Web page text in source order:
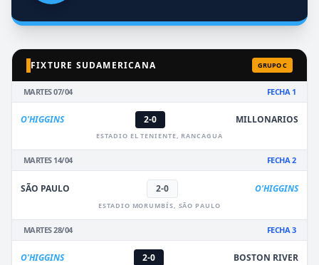
FIXTURE SUDAMERICANA GRUPO C
MARTES 07/04 FECHA 1
O'HIGGINS 2-0 MILLONARIOS
ESTADIO EL TENIENTE, RANCAGUA
MARTES 14/04 FECHA 2
SÃO PAULO 2-0 O'HIGGINS
ESTADIO MORUMBÍS, SÃO PAULO
MARTES 28/04 FECHA 3
O'HIGGINS 2-0 BOSTON RIVER